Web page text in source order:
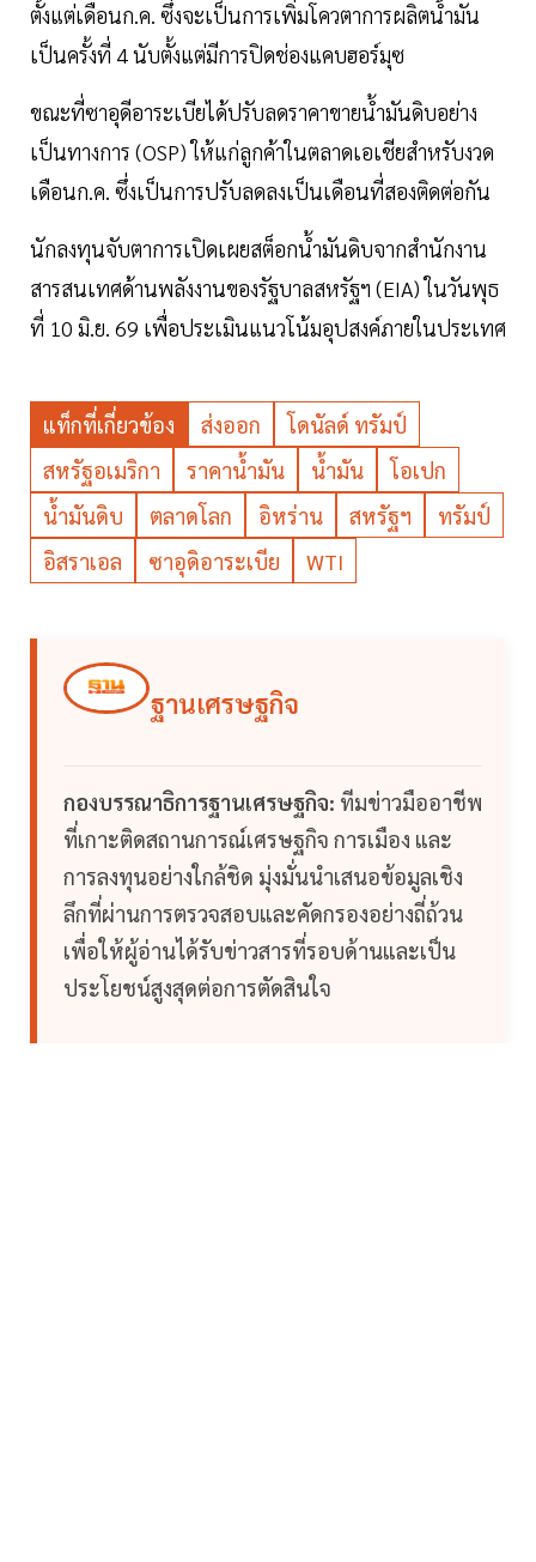
ตั้งแต่เดือนก.ค. ซึ่งจะเป็นการเพิ่มโควตาการผลิตน้ำมัน
เป็นครั้งที่ 4 นับตั้งแต่มีการปิดช่องแคบฮอร์มุซ
ขณะที่ซาอุดีอาระเบียได้ปรับลดราคาขายน้ำมันดิบอย่าง
เป็นทางการ (OSP) ให้แก่ลูกค้าในตลาดเอเชียสำหรับงวด
เดือนก.ค. ซึ่งเป็นการปรับลดลงเป็นเดือนที่สองติดต่อกัน
นักลงทุนจับตาการเปิดเผยสต็อกน้ำมันดิบจากสำนักงาน
สารสนเทศด้านพลังงานของรัฐบาลสหรัฐฯ (EIA) ในวันพุธ
ที่ 10 มิ.ย. 69 เพื่อประเมินแนวโน้มอุปสงค์ภายในประเทศ
แท็กที่เกี่ยวข้อง ส่งออก
โดนัลด์ ทรัมป์
สหรัฐอเมริกา
ราคาน้ำมัน น้ำมัน
โอเปก
น้ำมันดิบ
ตลาดโลก อิหร่าน สหรัฐฯ
ทรัมป์
อิสราเอล
ซาอุดิอาระเบีย WTI
ฐานเศรษฐกิจ
กองบรรณาธิการฐานเศรษฐกิจ: ทีมข่าวมืออาชีพ
ที่เกาะติดสถานการณ์เศรษฐกิจ การเมือง และ
การลงทุนอย่างใกล้ชิด มุ่งมั่นนำเสนอข้อมูลเชิง
ลึกที่ผ่านการตรวจสอบและคัดกรองอย่างถี่ถ้วน
เพื่อให้ผู้อ่านได้รับข่าวสารที่รอบด้านและเป็น
ประโยชน์สูงสุดต่อการตัดสินใจ